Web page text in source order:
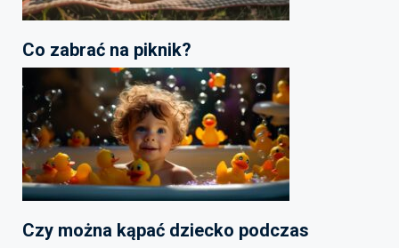
Co zabrać na piknik?
Czy można kąpać dziecko podczas